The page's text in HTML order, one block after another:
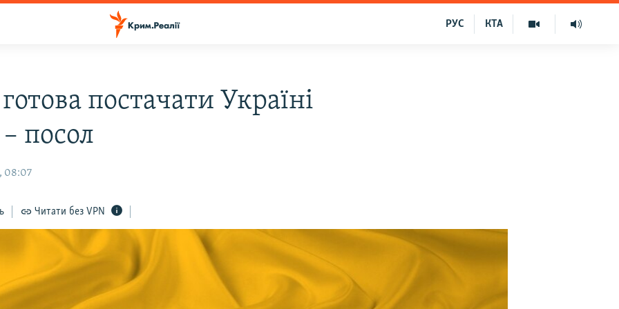
КТА
РУС
постачати Україні
посол
08:07
Читати без VPN